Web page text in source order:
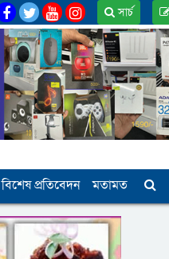
সার্চ
বিশেষ প্রতিবেদন মতামত